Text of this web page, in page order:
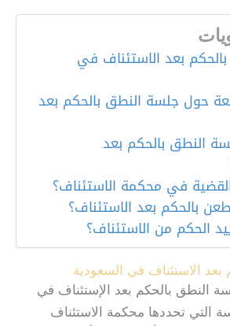
بعد الاستئناف في
حول جلسة النطق بالحكم بعد
النطق بالحكم بعد
في محكمة الاستئناف؟
بالحكم بعد الاستئناف؟
الحكم من الاستئناف؟
الاستئناف في السعودية
النطق بالحكم بعد الإستئناف في
التي تحددها محكمة الاستئناف